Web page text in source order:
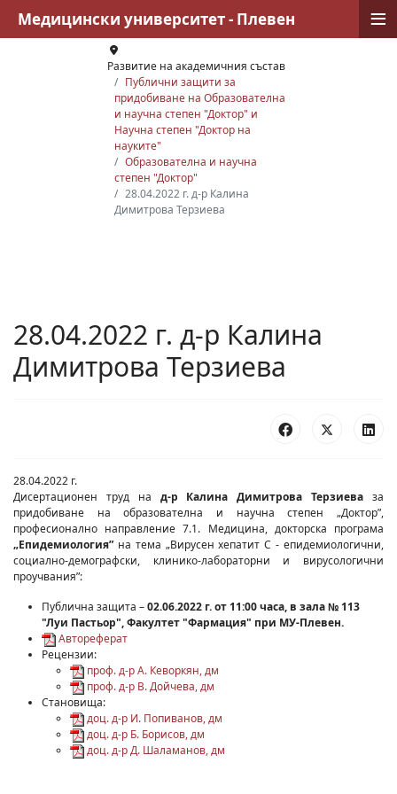
Развитие на академичния състав
Публични защити за
придобиване на Образователна
и научна степен "Доктор" и
Научна степен "Доктор на
науките"
Образователна и научна
степен "Доктор"
28.04.2022 г. д-р Калина
Димитрова Терзиева
28.04.2022 г. д-р Калина
Димитрова Терзиева
28.04.2022 г.
Дисертационен труд на д-р Калина Димитрова Терзиева за
придобиване на образователна и научна степен „Доктор”,
професионално направление 7.1. Медицина, докторска програма
„Епидемиология” на тема „Вирусен хепатит С - епидемиологични,
социално-демографски, клинико-лабораторни и вирусологични
проучвания”:
Публична защита –02.06.2022 г. от 11:00 часа, в зала № 113
"Луи Пастьор", Факултет "Фармация" при МУ-Плевен.
Автореферат
Рецензии:
проф. д-р А. Кеворкян, дм
проф. д-р В. Дойчева, дм
Становища:
доц. д-р И. Попиванов, дм
доц. д-р Б. Борисов, дм
доц. д-р Д. Шаламанов, дм
Медицински университет - Плевен ≡